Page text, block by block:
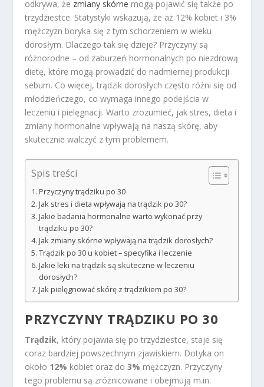
odkrywa, że zmiany skórne mogą pojawić się także po
trzydziestce. Statystyki wskazują, że aż 12% kobiet i 3%
mężczyzn boryka się z tym schorzeniem w wieku
dorosłym. Dlaczego tak się dzieje? Przyczyny są
różnorodne – od zaburzeń hormonalnych po niezdrową
dietę, które mogą prowadzić do nadmiernej produkcji
sebum. Co więcej, trądzik dorosłych często różni się od
młodzieńczego, co wymaga innego podejścia w
leczeniu i pielęgnacji. Warto zrozumieć, jak stres, dieta i
zmiany hormonalne wpływają na naszą skórę, aby
skutecznie walczyć z tym problemem.
Spis treści
Przyczyny trądziku po 30
Jak stres i dieta wpływają na trądzik po 30?
Jakie badania hormonalne warto wykonać przy
trądziku po 30?
Jak zmiany skórne wpływają na trądzik dorosłych?
Trądzik po 30 u kobiet – specyfika i leczenie
Jakie leki na trądzik są skuteczne w leczeniu
dorosłych?
Jak pielęgnować skórę z trądzikiem po 30?
PRZYCZYNY TRĄDZIKU PO 30
Trądzik, który pojawia się po trzydziestce, staje się
coraz bardziej powszechnym zjawiskiem. Dotyka on
około 12% kobiet oraz do3% mężczyzn. Przyczyny
tego problemu są zróżnicowane i obejmują m.in.